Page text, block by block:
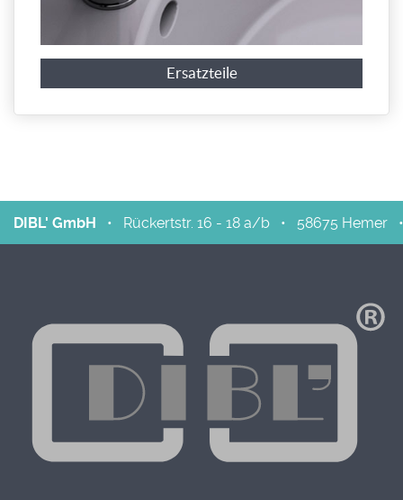
Ersatzteile
DIBL' GmbH • Rückertstr. 16 - 18 a/b • 58675 Hemer